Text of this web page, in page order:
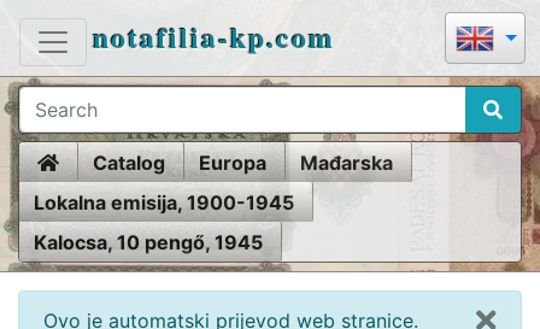
notafilia-kp.com
HomeCatalog Europa
Mađarska
Lokalna emisija, 1900-1945
Kalocsa, 10 pengő, 1945
Ovo je automatski prijevod web stranice.